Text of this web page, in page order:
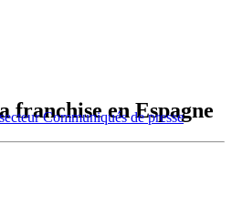
Communiqués de presse
franchise en Espagne